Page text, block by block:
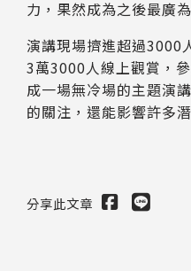
力，果然成為之後最廣
演講現場擠進超過3000
3萬3000人線上觀賞，
成一場無冷場的主題演
的關注，還能影響許多
分享此文章